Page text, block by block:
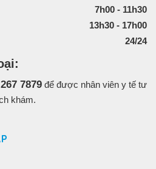
7h00 - 11h30
13h30 - 17h00
24/24
7879 để được nhân viên y tế tư
khám.